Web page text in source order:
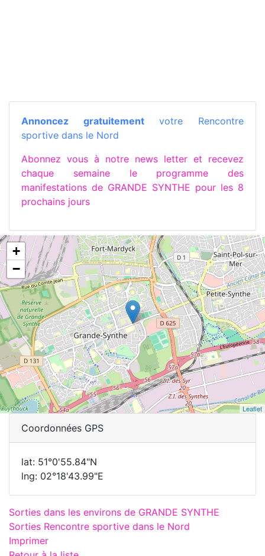
Annoncez gratuitementvotre Rencontre
sportive dans le Nord
Abonnez vous à notre news letter et recevez
chaque semaine le programme des
manifestations de GRANDE SYNTHE pour les 8
prochains jours
+
−
Leaflet
Coordonnées GPS
lat: 51°0'55.84"N
lng: 02°18'43.99"E
Sorties dans les environs de GRANDE SYNTHE
Sorties Rencontre sportive dans le Nord
Imprimer